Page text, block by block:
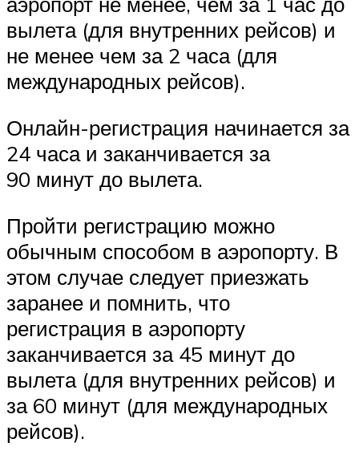
вылета (для внутренних рейсов) и
не менее чем за 2 часа (для
международных рейсов).
Онлайн-регистрация начинается за
24 часа и заканчивается за
90 минут до вылета.
Пройти регистрацию можно
обычным способом в аэропорту. В
этом случае следует приезжать
заранее и помнить, что
регистрация в аэропорту
заканчивается за 45 минут до
вылета (для внутренних рейсов) и
за 60 минут (для международных
рейсов).